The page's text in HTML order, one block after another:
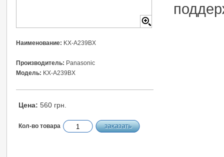
Наименование: KX-A239BX
Производитель: Panasonic
Модель: KX-A239BX
Цена: 560 грн.
Кол-во товара